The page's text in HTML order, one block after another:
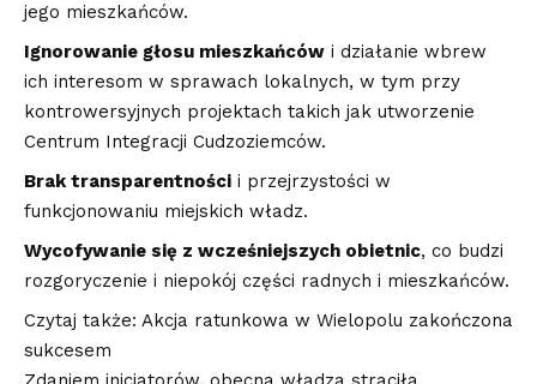
jego mieszkańców.
Ignorowanie głosu mieszkańców i działanie wbrew
ich interesom w sprawach lokalnych, w tym przy
kontrowersyjnych projektach takich jak utworzenie
Centrum Integracji Cudzoziemców.
Brak transparentności i przejrzystości w
funkcjonowaniu miejskich władz.
Wycofywanie się z wcześniejszych obietnic, co budzi
rozgoryczenie i niepokój części radnych i mieszkańców.
Czytaj także: Akcja ratunkowa w Wielopolu zakończona
sukcesem